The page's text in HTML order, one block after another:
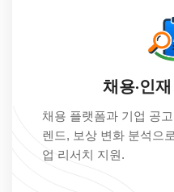
채용·인
채용 플랫폼과 기업 공
렌드, 보상 변화 분석으
업 리서치 지원.